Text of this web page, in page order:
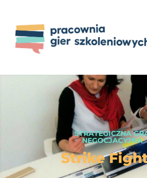
STRATEGICZNA
NEGOCJACYJNA
Strike